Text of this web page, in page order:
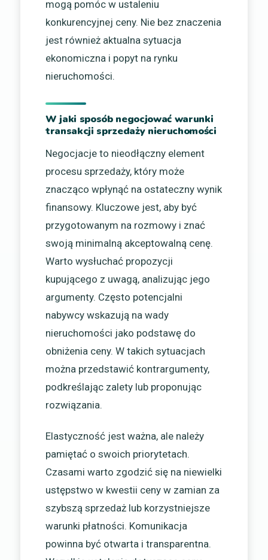
mogą pomóc w ustaleniu
konkurencyjnej ceny. Nie bez znaczenia
jest również aktualna sytuacja
ekonomiczna i popyt na rynku
nieruchomości.
W jaki sposób negocjować warunki
transakcji sprzedaży nieruchomości
Negocjacje to nieodłączny element
procesu sprzedaży, który może
znacząco wpłynąć na ostateczny wynik
finansowy. Kluczowe jest, aby być
przygotowanym na rozmowy i znać
swoją minimalną akceptowalną cenę.
Warto wysłuchać propozycji
kupującego z uwagą, analizując jego
argumenty. Często potencjalni
nabywcy wskazują na wady
nieruchomości jako podstawę do
obniżenia ceny. W takich sytuacjach
można przedstawić kontrargumenty,
podkreślając zalety lub proponując
rozwiązania.
Elastyczność jest ważna, ale należy
pamiętać o swoich priorytetach.
Czasami warto zgodzić się na niewielki
ustępstwo w kwestii ceny w zamian za
szybszą sprzedaż lub korzystniejsze
warunki płatności. Komunikacja
powinna być otwarta i transparentna.